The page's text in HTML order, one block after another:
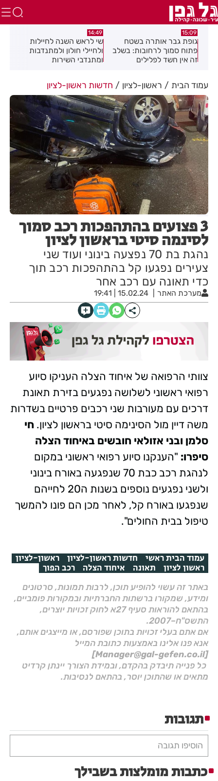
15:09
גופת גבר אותרה בשטח
פתוח סמוך לרחובות: בשלב
זה אין חשד לפלילים
14:49
שי לראש השנה לחיילות
ולחיילי חולון ולמתנדבות
ומתנדבי השירות
עמוד הבית ראשון-לציון חדשות ראשון-לציון
3 פצועים בהתהפכות רכב סמוך
לסינמה סיטי בראשון לציון
נהגת בת 70 נפצעה בינוני ועוד שני
צעירים נפגעו קל בהתהפכות רכב תוך
כדי תאונה עם רכב אחר
מערכת האתר 15.02.24 | 19:41
צוותי הרפואה של איחוד הצלה העניקו סיוע
רפואי ראשוני לשלושה נפגעים בזירת תאונת
דרכים עם מעורבות שני רכבים פרטיים בשדרות
משה דיין מול הסינימה סיטי בראשון לציון. חי
סלמן ובני אזולאי חובשים באיחוד הצלה
סיפרו: "הענקנו סיוע רפואי ראשוני במקום
לנהגת רכב כבת 70 שנפגעה באורח בינוני
ולשני נפגעים נוספים בשנות ה20 לחייהם
שנפגעו באורח קל, לאחר מכן הם פונו להמשך
טיפול בבית החולים".
עמוד הבית ראשי חדשות ראשון-לציון ראשון-לציון
ראשון לציון תאונה איחוד הצלה רכב הפוך
באתר זה עשוי להופיע תוכן, לרבות תמונות, סרטונים
ומידע, שמקורו ברשתות החברתיות ובמקורות פומביים,
בהתאם להוראות סעיף 27א לחוק זכויות יוצרים,
התשס"ח–2007.
אם אתם בעלי זכויות בתוכן שפורסם, או מייצגים אותם,
אנא פנו אלינו באמצעות כתובת המייל
[Manager@gal-gefen.co.il]
כל פנייה תיבדק בהקדם, ובמידת הצורך יינתן קרדיט
מתאים או שהתוכן יוסר, בהתאם לנסיבות.
תגובות
הוסיפו תגובה
כתבות מומלצות בשבילך